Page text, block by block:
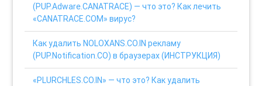
(PUP.Adware.CANATRACE) — что это? Как лечить
«CANATRACE.COM» вирус?
Как удалить NOLOXANS.CO.IN рекламу
(PUP.Notification.CO) в браузерах (ИНСТРУКЦИЯ)
«PLURCHLES.CO.IN» — что это? Как удалить